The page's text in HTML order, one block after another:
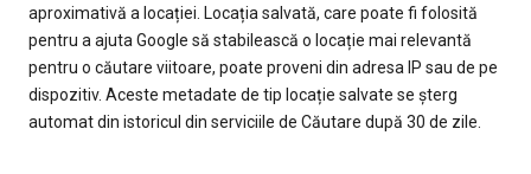
aproximativă a locației. Locația salvată, care poate fi folosită
pentru a ajuta Google să stabilească o locație mai relevantă
pentru o căutare viitoare, poate proveni din adresa IP sau de pe
dispozitiv. Aceste metadate de tip locație salvate se șterg
automat din istoricul din serviciile de Căutare după 30 de zile.